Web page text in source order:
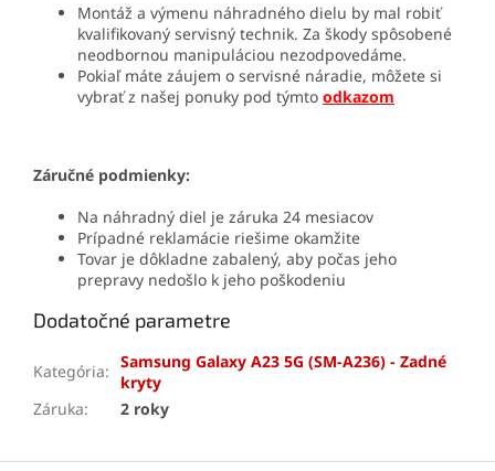
Montáž a výmenu náhradného dielu by mal robiť
kvalifikovaný servisný technik. Za škody spôsobené
neodbornou manipuláciou nezodpovedáme.
Pokiaľ máte záujem o servisné náradie, môžete si
vybrať z našej ponuky pod týmto odkazom
Záručné podmienky:
Na náhradný diel je záruka 24 mesiacov
Prípadné reklamácie riešime okamžite
Tovar je dôkladne zabalený, aby počas jeho
prepravy nedošlo k jeho poškodeniu
Dodatočné parametre
Kategória: Samsung Galaxy A23 5G (SM-A236) - Zadné
kryty
Záruka: 2 roky